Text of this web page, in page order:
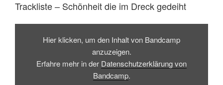
Trackliste – Schönheit die im Dreck gedeiht
Inhalt
BandcampHier klicken, um den Inhalt von Bandcamp
anzuzeigen.
Erfahre mehr in der Datenschutzerklärung von
Bandcamp.